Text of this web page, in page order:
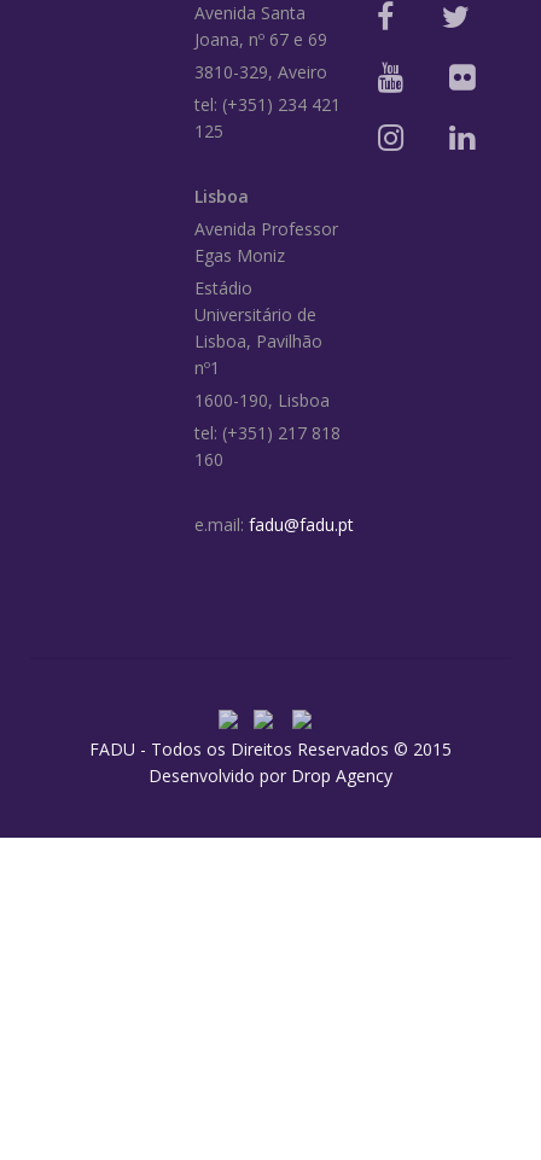
Avenida Santa
Joana, nº 67 e 69
3810-329, Aveiro
tel: (+351) 234 421
125
Lisboa
Avenida Professor
Egas Moniz
Estádio
Universitário de
Lisboa, Pavilhão
nº1
1600-190, Lisboa
tel: (+351) 217 818
160
e.mail: fadu@fadu.pt
FADU - Todos os Direitos Reservados © 2015
Desenvolvido por Drop Agency